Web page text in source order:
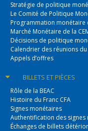
Stratégie de politique
Le Comité de Politique
Programmation monétaire
Marché Monétaire de la
Décisions de politique
Calendrier des réunions
Appels d’offres
BILLETSET PIÈCES
Rôle de la BEAC
Histoire du Franc CFA
Signes monétaires
Authentification des
Échanges de billets